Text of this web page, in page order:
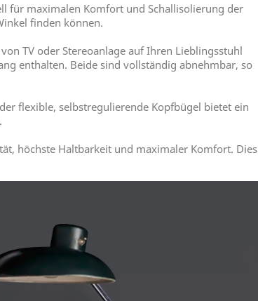
für maximalen Komfort und Schallisolierung der
finden können.
TV oder Stereoanlage auf Ihren Lieblingsstuhl
enthalten. Beide sind vollständig abnehmbar, so
flexible, selbstregulierende Kopfbügel bietet ein
höchste Haltbarkeit und maximaler Komfort. Dies